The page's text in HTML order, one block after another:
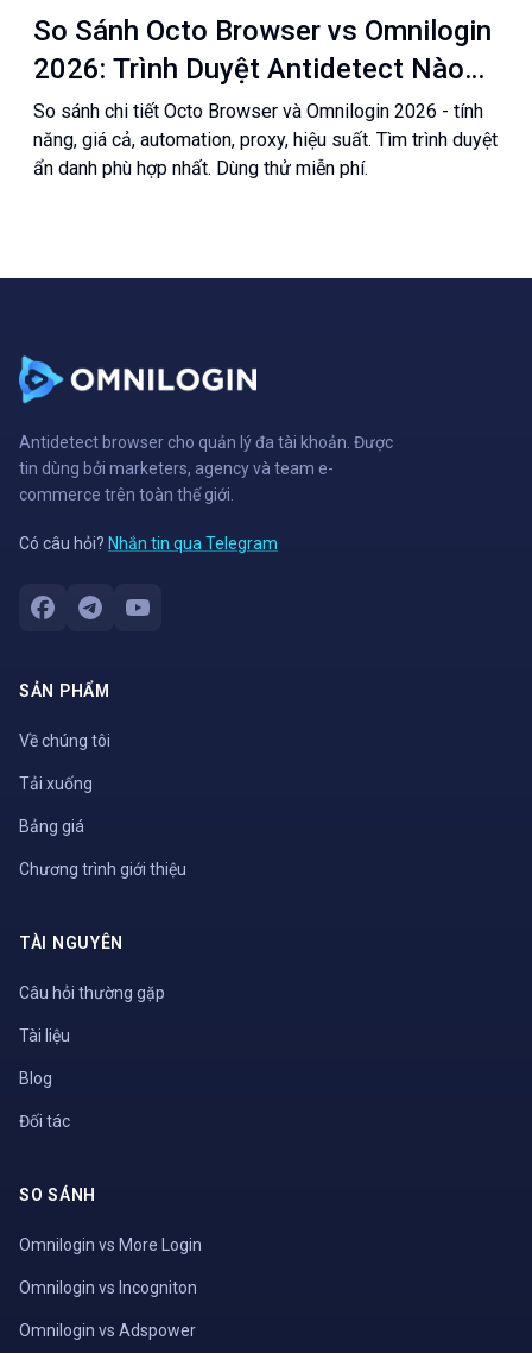
So Sánh Octo Browser vs Omnilogin
2026: Trình Duyệt Antidetect Nào
Tốt Hơn?
So sánh chi tiết Octo Browser và Omnilogin 2026 - tính
năng, giá cả, automation, proxy, hiệu suất. Tìm trình duyệt
ẩn danh phù hợp nhất. Dùng thử miễn phí.
Antidetect browser cho quản lý đa tài khoản. Được
tin dùng bởi marketers, agency và team e-
commerce trên toàn thế giới.
Có câu hỏi? Nhắn tin qua Telegram
SẢN PHẨM
Về chúng tôi
Tải xuống
Bảng giá
Chương trình giới thiệu
TÀI NGUYÊN
Câu hỏi thường gặp
Tài liệu
Blog
Đối tác
SO SÁNH
Omnilogin vs More Login
Omnilogin vs Incogniton
Omnilogin vs Adspower